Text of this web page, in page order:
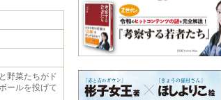
野菜たちがド
ールを投げて